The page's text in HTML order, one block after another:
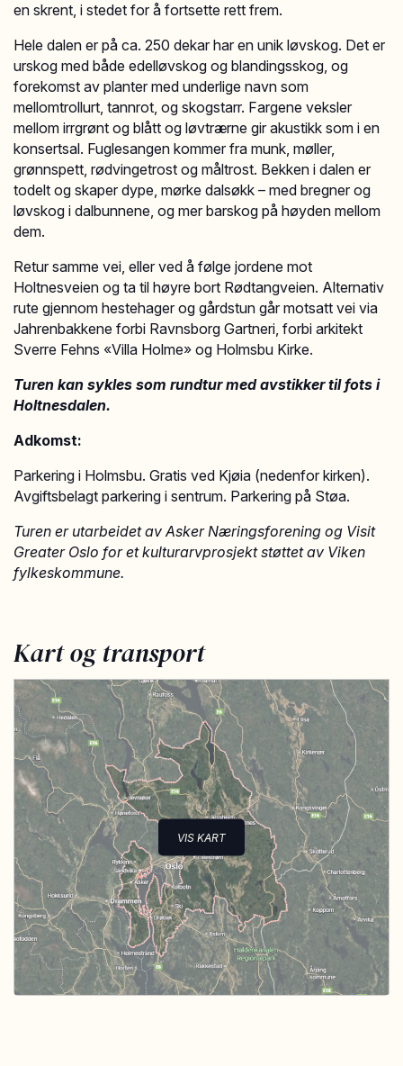
en skrent, i stedet for å fortsette rett frem.
Hele dalen er på ca. 250 dekar har en unik løvskog. Det er
urskog med både edelløvskog og blandingsskog, og
forekomst av planter med underlige navn som
mellomtrollurt, tannrot, og skogstarr. Fargene veksler
mellom irrgrønt og blått og løvtrærne gir akustikk som i en
konsertsal. Fuglesangen kommer fra munk, møller,
grønnspett, rødvingetrost og måltrost. Bekken i dalen er
todelt og skaper dype, mørke dalsøkk – med bregner og
løvskog i dalbunnene, og mer barskog på høyden mellom
dem.
Retur samme vei, eller ved å følge jordene mot
Holtnesveien og ta til høyre bort Rødtangveien. Alternativ
rute gjennom hestehager og gårdstun går motsatt vei via
Jahrenbakkene forbi Ravnsborg Gartneri, forbi arkitekt
Sverre Fehns «Villa Holme» og Holmsbu Kirke.
Turen kan sykles som rundtur med avstikker til fots i
Holtnesdalen.
Adkomst:
Parkering i Holmsbu. Gratis ved Kjøia (nedenfor kirken).
Avgiftsbelagt parkering i sentrum. Parkering på Støa.
Turen er utarbeidet av Asker Næringsforening og Visit
Greater Oslo for et kulturarvprosjekt støttet av Viken
fylkeskommune.
Kart og transport
VIS KART